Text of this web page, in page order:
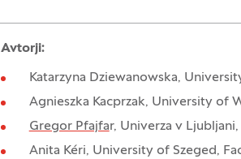
Avtorji:
Katarzyna Dziewanowska,
Agnieszka Kacprzak, University of
Gregor Pfajfar, Univerza v
Anita Kéri, University of Szeged,